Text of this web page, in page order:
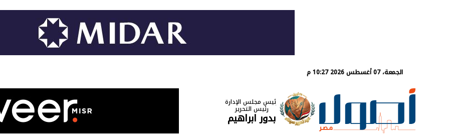
الجمعة، 07 أغسطس 2026 10:27 م
رئيس مجلس الإدارة
رئيس التحرير
بدور ابراهيم